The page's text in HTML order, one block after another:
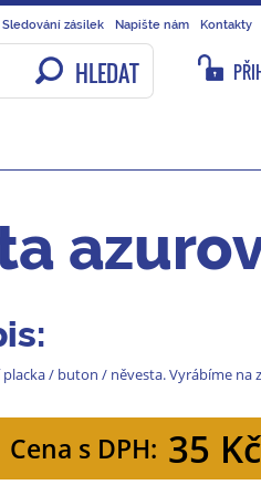
Sledování zásilek Napište nám Kontakty
HLEDAT
/ buton / něvesta. Vyrábíme na
Cena s DPH: 35 Kč